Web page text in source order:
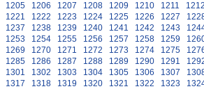
1205 1206 1207 1208 1209 1210 1211
1221 1222 1223 1224 1225 1226 1227
1237 1238 1239 1240 1241 1242 1243
1253 1254 1255 1256 1257 1258 1259
1269 1270 1271 1272 1273 1274 1275
1285 1286 1287 1288 1289 1290 1291
1301 1302 1303 1304 1305 1306 1307
1317 1318 1319 1320 1321 1322 1323